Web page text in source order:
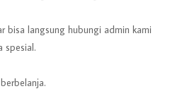
bisa langsung hubungi admin kami
spesial.